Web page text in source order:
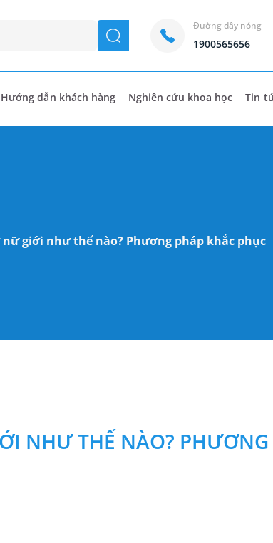
seach
Đường dây nóng
1900565656
Hướng dẫn khách hàng Nghiên cứu khoa học Tin
giới như thế nào? Phương pháp khắc phục
NHƯ THẾ NÀO? PHƯƠNG